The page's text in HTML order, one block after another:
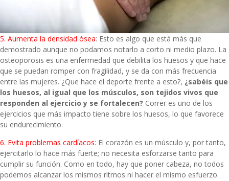
5. Aumenta la densidad ósea: Esto es algo que está más que
demostrado aunque no podamos notarlo a corto ni medio plazo. La
osteoporosis es una enfermedad que debilita los huesos y que hace
que se puedan romper con fragilidad, y se da con más frecuencia
entre las mujeres. ¿Que hace el deporte frente a esto?, ¿sabéis que
los huesos, al igual que los músculos, son tejidos vivos que
responden al ejercicio y se fortalecen? Correr es uno de los
ejercicios que más impacto tiene sobre los huesos, lo que favorece
su endurecimiento.
6. Evita problemas cardíacos: El corazón es un músculo y, por tanto,
ejercitarlo lo hace más fuerte; no necesita esforzarse tanto para
cumplir su función. Como en todo, hay que poner cabeza, no todos
podemos alcanzar los mismos ritmos ni hacer el mismo esfuerzo.